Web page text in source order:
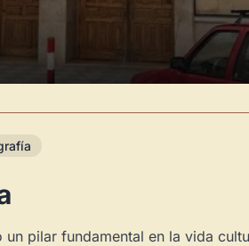
un pilar fundamental en la vida